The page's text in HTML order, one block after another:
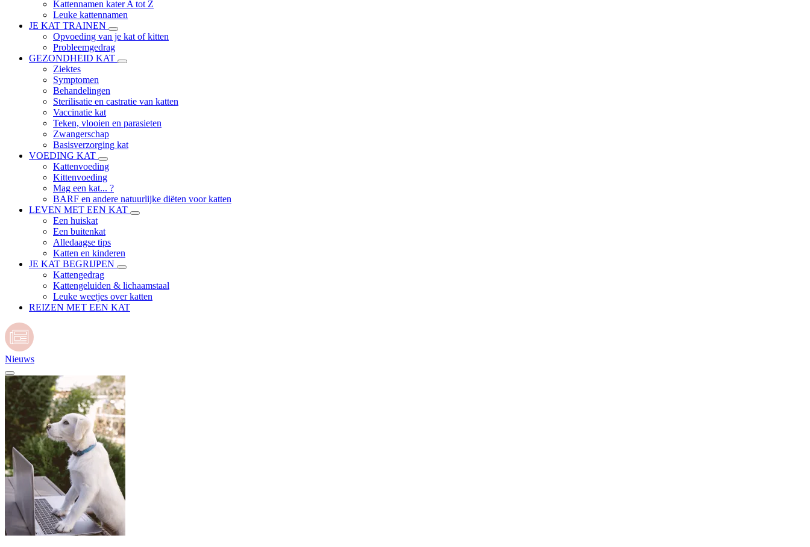
Kattennamen kater A tot Z
Leuke kattennamen
JE KAT TRAINEN
Opvoeding van je kat of kitten
Probleemgedrag
GEZONDHEID KAT
Ziektes
Symptomen
Behandelingen
Sterilisatie en castratie van katten
Vaccinatie kat
Teken, vlooien en parasieten
Zwangerschap
Basisverzorging kat
VOEDING KAT
Kattenvoeding
Kittenvoeding
Mag een kat... ?
BARF en andere natuurlijke diëten voor katten
LEVEN MET EEN KAT
Een huiskat
Een buitenkat
Alledaagse tips
Katten en kinderen
JE KAT BEGRIJPEN
Kattengedrag
Kattengeluiden & lichaamstaal
Leuke weetjes over katten
REIZEN MET EEN KAT
Nieuws